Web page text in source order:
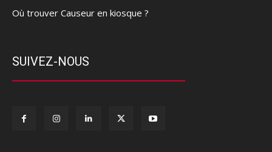
Où trouver Causeur en kiosque ?
SUIVEZ-NOUS